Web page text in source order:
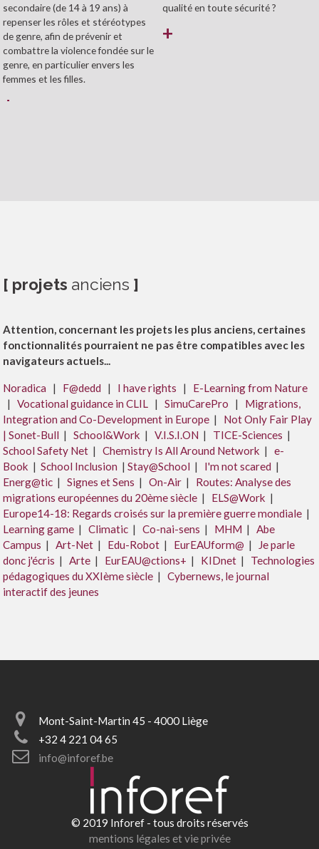
secondaire (de 14 à 19 ans) à
repenser les rôles et stéréotypes
de genre, afin de prévenir et
combattre la violence fondée sur le
genre, en particulier envers les
femmes et les filles.
+
qualité en toute sécurité ?
+
[ projets anciens ]
Attention, concernant les projets les plus anciens, certaines
fonctionnalités pourraient ne pas être compatibles avec les
navigateurs actuels...
Noradica | F@dedd | I have rights | E-Learning from Nature
|Vocational guidance in CLIL |SimuCarePro | Migrations,
Integration and Co-Development in Europe | Not Only Fair Play
|Sonet-Bull |School&Work |V.I.S.I.ON | TICE-Sciences |
School Safety Net |Chemistry Is All Around Network |e-
Book |School Inclusion |Stay@School | I'm not scared |
Energ@tic |Signes et Sens |On-Air | Routes: Analyse des
migrations européennes du 20ème siècle | ELS@Work |
Europe14-18: Regards croisés sur la première guerre mondiale |
Learning game |Climatic |Co-nai-sens | MHM | Abe
Campus | Art-Net | Edu-Robot | EurEAUform@ |
Je parle
donc j'écris | Arte | EurEAU@ctions+ | KIDnet | Technologies
pédagogiques du XXIème siècle |Cybernews, le journal
interactif des jeunes
Mont-Saint-Martin 45 - 4000 Liège
+32 4 221 04 65
info@inforef.be
© 2019 Inforef - tous droits réservés
mentions légales et vie privée